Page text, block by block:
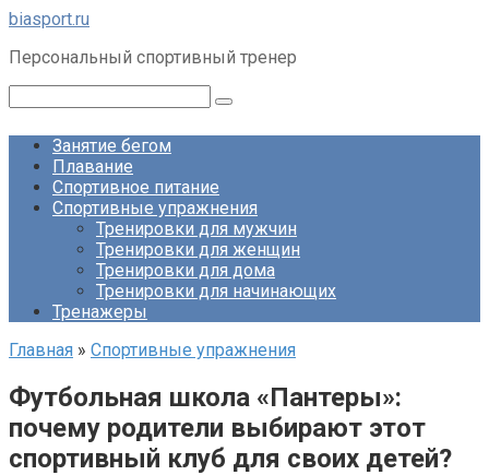
Перейти
контенту
biasport.ru
Персональный спортивный тренер
Занятие бегом
Плавание
Спортивное питание
Спортивные упражнения
Тренировки для мужчин
Тренировки для женщин
Тренировки для дома
Тренировки для начинающих
Тренажеры
Главная » Спортивные упражнения
Футбольная школа «Пантеры»:
почему родители выбирают этот
спортивный клуб для своих детей?